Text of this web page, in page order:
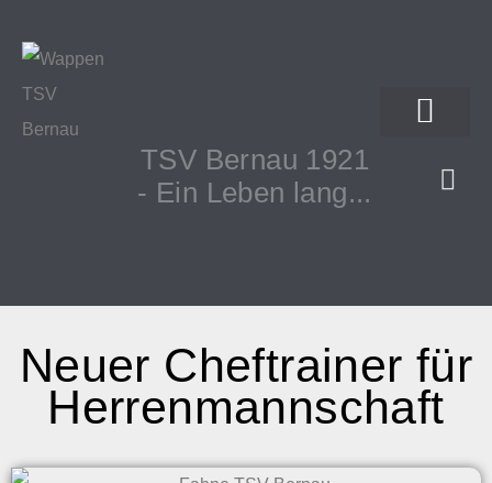
TSV Bernau 1921
- Ein Leben lang...
Neuer Cheftrainer für
Herrenmannschaft